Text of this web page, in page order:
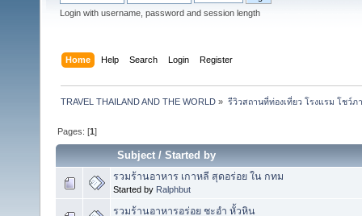
Login with username, password and session length
Home Help Search Login Register
TRAVEL THAILAND AND THE WORLD » รีวิวสถานที่ท่องเที่ยว โรงแรม โชว์ภ
Pages: [1]
Subject/Started by
รวมร้านอาหาร เกาหลี สุดอร่อย ใน กทม
Started by Ralphbut
รวมร้านอาหารอร่อย ชะอำ หั้วหิน